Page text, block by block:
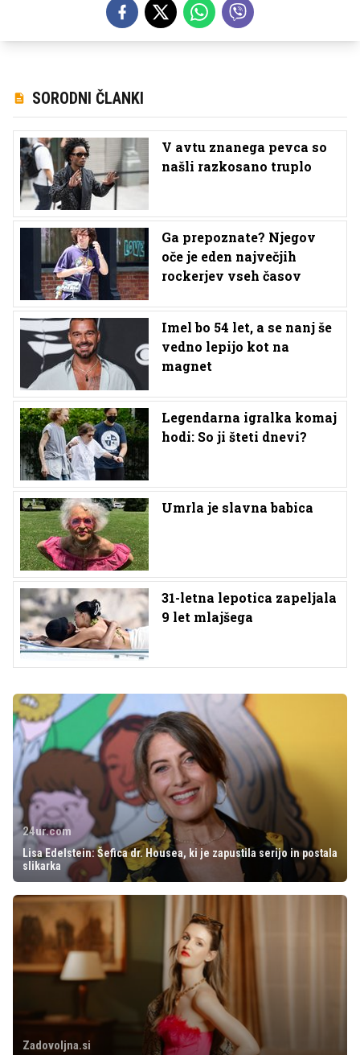
SORODNI ČLANKI
V avtu znanega pevca so
našli razkosano truplo
Ga prepoznate? Njegov
oče je eden največjih
rockerjev vseh časov
Imel bo 54 let, a se nanj še
vedno lepijo kot na
magnet
Legendarna igralka komaj
hodi: So ji šteti dnevi?
Umrla je slavna babica
31-letna lepotica zapeljala
9 let mlajšega
24ur.com
Lisa Edelstein: Šefica dr. Housea, ki je zapustila serijo in postala
slikarka
Zadovoljna.si